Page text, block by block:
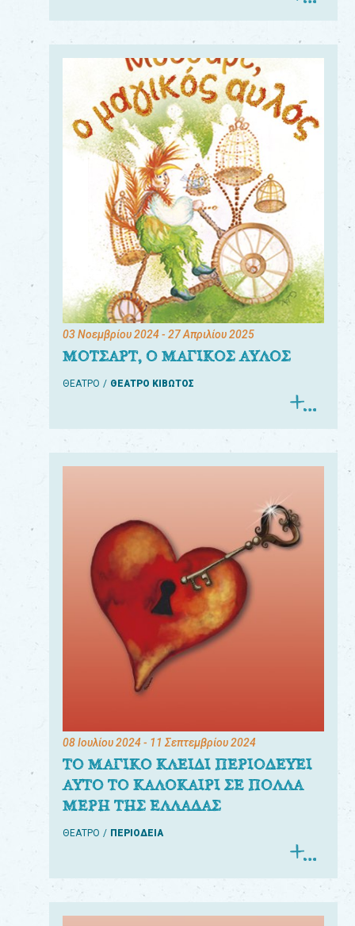
03 Νοεμβρίου 2024- 27 Απριλίου 2025
ΜΟΤΣΑΡΤ, Ο ΜΑΓΙΚΟΣ ΑΥΛΟΣ
ΘΕΑΤΡΟ ΘΕΑΤΡΟ ΚΙΒΩΤΟΣ
08 Ιουλίου 2024- 11 Σεπτεμβρίου 2024
ΤΟ ΜΑΓΙΚΟ ΚΛΕΙΔΙ ΠΕΡΙΟΔΕΥΕΙ
ΑΥΤΟ ΤΟ ΚΑΛΟΚΑΙΡΙ ΣΕ ΠΟΛΛΑ
ΜΕΡΗ ΤΗΣ ΕΛΛΑΔΑΣ
ΘΕΑΤΡΟ ΠΕΡΙΟΔΕΙΑ